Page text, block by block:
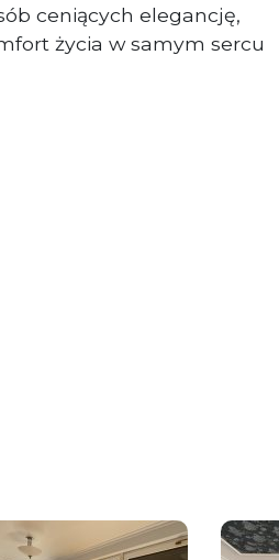
ceniących elegancję,
życia w samym sercu